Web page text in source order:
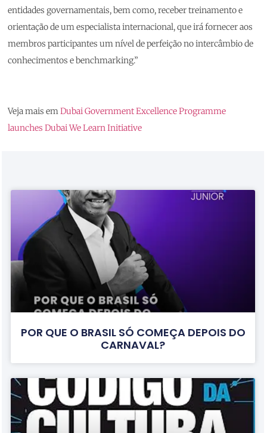
entidades governamentais, bem como, receber treinamento e
orientação de um especialista internacional, que irá fornecer aos
membros participantes um nível de perfeição no intercâmbio de
conhecimentos e benchmarking.”
Veja mais emDubai Government Excellence Programme
launches Dubai We Learn Initiative
POR QUE O BRASIL SÓ COMEÇA DEPOIS DO
CARNAVAL?